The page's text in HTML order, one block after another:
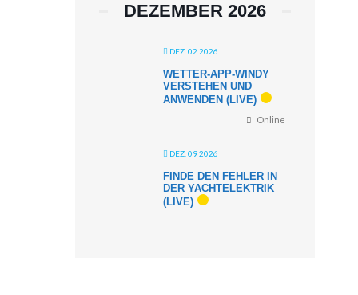
DEZEMBER 2026
DEZ. 02 2026
WETTER-APP-WINDY
VERSTEHEN UND
ANWENDEN (LIVE)
Online
DEZ. 09 2026
FINDE DEN FEHLER IN
DER YACHTELEKTRIK
(LIVE)